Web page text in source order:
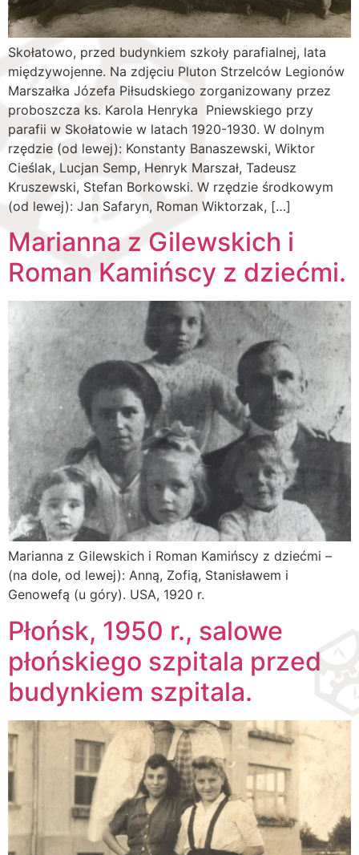
Skołatowo, przed budynkiem szkoły parafialnej, lata
międzywojenne. Na zdjęciu Pluton Strzelców Legionów
Marszałka Józefa Piłsudskiego zorganizowany przez
proboszcza ks. Karola Henryka Pniewskiego przy
parafii w Skołatowie w latach 1920-1930. W dolnym
rzędzie (od lewej): Konstanty Banaszewski, Wiktor
Cieślak, Lucjan Semp, Henryk Marszał, Tadeusz
Kruszewski, Stefan Borkowski. W rzędzie środkowym
(od lewej): Jan Safaryn, Roman Wiktorzak, […]
Marianna z Gilewskich i
Roman Kamińscy z dziećmi.
Marianna z Gilewskich i Roman Kamińscy z dziećmi –
(na dole, od lewej): Anną, Zofią, Stanisławem i
Genowefą (u góry). USA, 1920 r.
Płońsk, 1950 r., salowe
płońskiego szpitala przed
budynkiem szpitala.